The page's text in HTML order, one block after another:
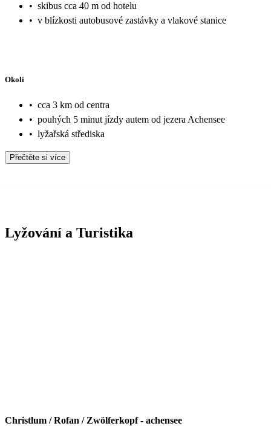
• skibus cca 40 m od hotelu
• v blízkosti autobusové zastávky a vlakové stanice
Okolí
• cca 3 km od centra
• pouhých 5 minut jízdy autem od jezera Achensee
• lyžařská střediska
Přečtěte si více
Lyžování a Turistika
Christlum / Rofan / Zwölferkopf- achensee